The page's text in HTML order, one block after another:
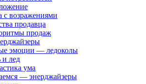
с возражениями
продавца
продаж
эмоции — ледоколы
лед
ума
— энерджайзеры